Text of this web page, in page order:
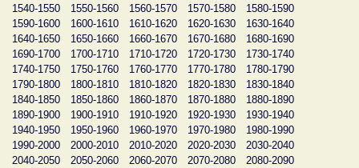
1540-1550
1550-1560 1560-1570 1570-1580
1580-1590
1590-1600
1600-1610 1610-1620 1620-1630
1630-1640
1640-1650
1650-1660 1660-1670 1670-1680
1680-1690
1690-1700
1700-1710 1710-1720 1720-1730
1730-1740
1740-1750
1750-1760 1760-1770 1770-1780
1780-1790
1790-1800
1800-1810 1810-1820 1820-1830
1830-1840
1840-1850
1850-1860 1860-1870 1870-1880
1880-1890
1890-1900
1900-1910 1910-1920 1920-1930
1930-1940
1940-1950
1950-1960 1960-1970 1970-1980
1980-1990
1990-2000
2000-2010 2010-2020 2020-2030
2030-2040
2040-2050
2050-2060 2060-2070 2070-2080
2080-2090